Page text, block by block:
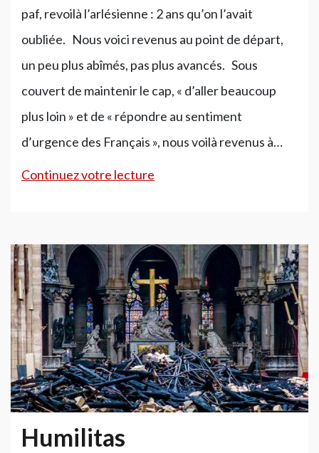
paf, revoilà l’arlésienne : 2 ans qu’on l’avait
oubliée. Nous voici revenus au point de départ,
un peu plus abîmés, pas plus avancés. Sous
couvert de maintenir le cap, « d’aller beaucoup
plus loin » et de « répondre au sentiment
d’urgence des Français », nous voilà revenus à…
Continuez votre lecture
Humilitas